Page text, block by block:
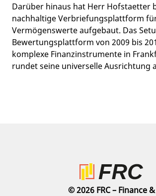
Darüber hinaus hat Herr Hofstaetter
nachhaltige Verbriefungsplattform
Vermögenswerte aufgebaut. Das
Bewertungsplattform von 2009 bis
komplexe Finanzinstrumente in
rundet seine universelle Ausrichtung
© 2026 FRC – Finance &